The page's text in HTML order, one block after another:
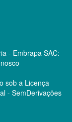
- Embrapa SAC:
sob a Licença
- SemDerivações